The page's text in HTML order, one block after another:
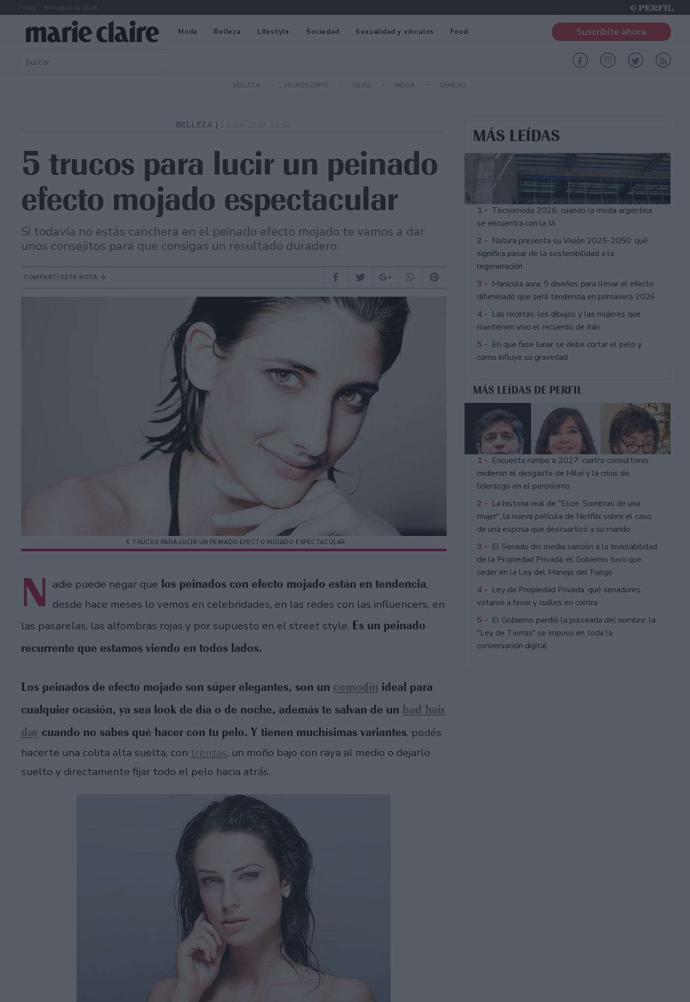
Friday 7 de August de 2026
Moda Belleza Lifestyle Sociedad Sexualidad y vínculos Food Suscribite ahora
BELLEZA HORÓSCOPO SEXO MODA GÉNERO
BELLEZA |
5 trucos para lucir un peinado
efecto mojado espectacular
Si todavía no estás canchera en el peinado efecto mojado te vamos a dar
unos consejitos para que consigas un resultado duradero.
COMPARTÍ ESTA NOTA
5 TRUCOS PARA LUCIR UN PEINADO EFECTO MOJADO ESPECTACULAR
N adie puede negar que los peinados con efecto mojado están en tendencia,
desde hace meses lo vemos en celebridades, en las redes con las influencers, en
las pasarelas, las alfombras rojas y por supuesto en el street style. Es un peinado
recurrente que estamos viendo en todos lados.
Los peinados de efecto mojado son súper elegantes, son un comodín ideal para
cualquier ocasión, ya sea look de día o de noche, además te salvan de un bad hair
day cuando no sabes qué hacer con tu pelo. Y tienen muchísimas variantes, podés
hacerte una colita alta suelta, con trenzas, un moño bajo con raya al medio o dejarlo
suelto y directamente fijar todo el pelo hacia atrás.
MÁS LEÍDAS
1 - Tecnomoda 2026: cuando la moda argentina
se encuentra con la IA
2 - Natura presenta su Visión 2025-2050: qué
significa pasar de la sostenibilidad a la
regeneración
3 - Manicura aura: 5 diseños para llevar el efecto
difuminado que será tendencia en primavera 2026
4 - Las recetas, los dibujos y las mujeres que
mantienen vivo el recuerdo de Irán
5 - En que fase lunar se debe cortar el pelo y
como influye su gravedad
MÁS LEÍDAS DE PERFIL
1 - Encuesta rumbo a 2027: cuatro consultoras
midieron el desgaste de Milei y la crisis de
liderazgo en el peronismo
2 - La historia real de "Elize: Sombras de una
mujer", la nueva película de Netflix sobre el caso
de una esposa que descuartizó a su marido
3 - El Senado dio media sanción a la Inviolabilidad
de la Propiedad Privada: el Gobierno tuvo que
ceder en la Ley del Manejo del Fuego
4 - Ley de Propiedad Privada: qué senadores
votaron a favor y cuáles en contra
5 - El Gobierno perdió la pulseada del nombre: la
"Ley de Tierras" se impuso en toda la
conversación digital